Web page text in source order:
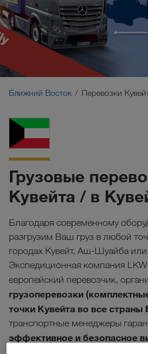
Россия
Ближний Восток
Ближний Восток Перевозки
Грузовые
Кувейта / в
Благодаря современному
разгрузим Ваш груз в любой
городах Кувейт, Аш-Шуайба
Экспедиционная компания
европейский перевозчик,
грузоперевозки
точки Кувейта во все страны
транспортные менеджеры
эффективное и безопасное